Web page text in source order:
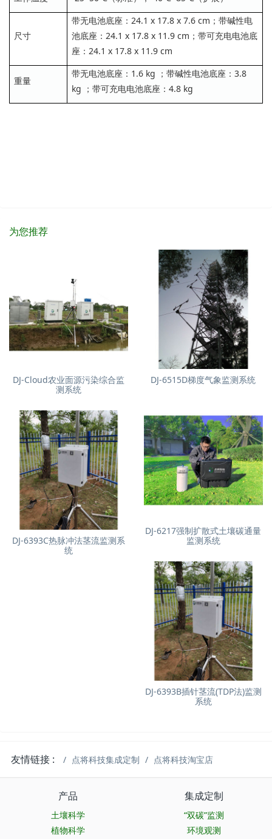
尺寸
带无电池底座：24.1 x 17.8 x 7.6 cm；带碱性电
池底座：24.1 x 17.8 x 11.9 cm；带可充电电池底
座：24.1 x 17.8 x 11.9 cm
重量
带无电池底座：1.6 kg ；带碱性电池底座：3.8
kg ；带可充电电池底座：4.8 kg
为您推荐
DJ-Cloud农业面源污染综合监
测系统
DJ-6515D梯度气象监测系统
DJ-6217强制扩散式土壤碳通量
监测系统
DJ-6393C热脉冲法茎流监测系
统
DJ-6393B插针茎流(TDP法)监测
系统
友情链接 : 点将科技集成定制 点将科技淘宝店
产品
土壤科学
植物科学
集成定制
“双碳”监测
环境观测